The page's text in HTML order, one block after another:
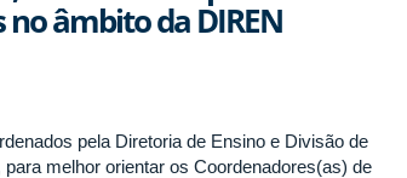
no âmbito da DIREN
pela Diretoria de Ensino e Divisão de
melhor orientar os Coordenadores(as) de